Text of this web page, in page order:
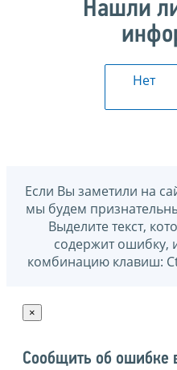
Нашли
Нет
Если Вы заметили на
мы будем
Выделите текст,
содержит ошибку,
комбинацию клавиш:
×
Сообщить об ошибке